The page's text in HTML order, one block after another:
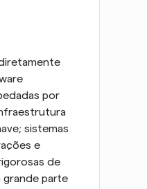
por
sistemas
e
de
grande parte